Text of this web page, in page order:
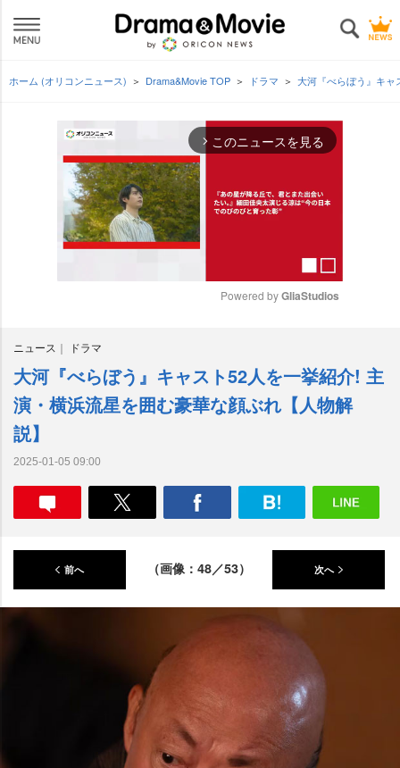
ホーム (オリコンニュース) Drama&Movie TOP ドラマ 大河『べらぼう』キ
arrow_forward_ios このニュースを見る
Powered by GliaStudios
ニュース ドラマ
大河『べらぼう』キャスト52人を一挙紹介! 主
演・横浜流星を囲む豪華な顔ぶれ【人物解
説】
2025-01-05 09:00
前へ （画像：48／53） 次へ